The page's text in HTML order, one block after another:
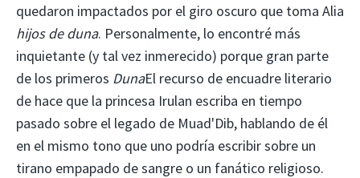
quedaron impactados por el giro oscuro que toma Alia
hijos de duna. Personalmente, lo encontré más
inquietante (y tal vez inmerecido) porque gran parte
de los primeros DunaEl recurso de encuadre literario
de hace que la princesa Irulan escriba en tiempo
pasado sobre el legado de Muad'Dib, hablando de él
en el mismo tono que uno podría escribir sobre un
tirano empapado de sangre o un fanático religioso.